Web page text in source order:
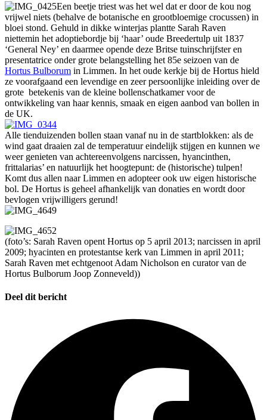
Een beetje triest was het wel dat er door de kou nog
vrijwel niets (behalve de botanische en grootbloemige crocussen) in
bloei stond. Gehuld in dikke winterjas plantte Sarah Raven
niettemin het adoptiebordje bij ‘haar’ oude Breedertulp uit 1837
‘General Ney’ en daarmee opende deze Britse tuinschrijfster en
presentatrice onder grote belangstelling het 85e seizoen van de
Hortus Bulborum in Limmen. In het oude kerkje bij de Hortus hield
ze voorafgaand een levendige en zeer persoonlijke inleiding over de
grote betekenis van de kleine bollenschatkamer voor de
ontwikkeling van haar kennis, smaak en eigen aanbod van bollen in
de UK.
Alle tienduizenden bollen staan vanaf nu in de startblokken: als de
wind gaat draaien zal de temperatuur eindelijk stijgen en kunnen we
weer genieten van achtereenvolgens narcissen, hyancinthen,
frittalarias’ en natuurlijk het hoogtepunt: de (historische) tulpen!
Komt dus allen naar Limmen en adopteer ook uw eigen historische
bol. De Hortus is geheel afhankelijk van donaties en wordt door
bevlogen vrijwilligers gerund!
(foto’s: Sarah Raven opent Hortus op 5 april 2013; narcissen in april
2009; hyacinten en protestantse kerk van Limmen in april 2011;
Sarah Raven met echtgenoot Adam Nicholson en curator van de
Hortus Bulborum Joop Zonneveld))
Deel dit bericht